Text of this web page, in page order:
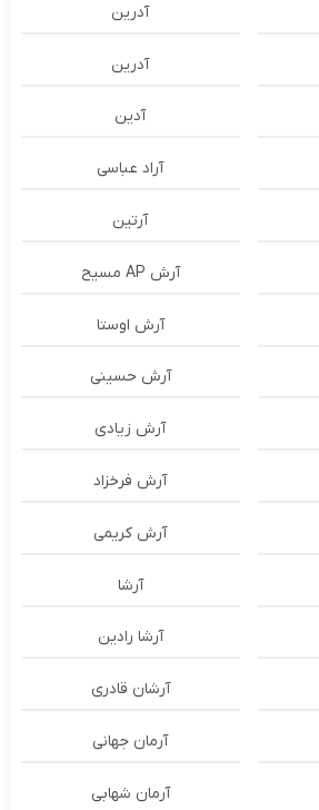
آدرين
آدرین
آدین
آراد عباسی
آرتین
آرش AP مسیح
آرش اوستا
آرش حسینی
آرش زیادی
آرش فرخزاد
آرش کریمی
آرشا
آرشا رادین
آرشان قادری
آرمان جهانی
آرمان شهابی